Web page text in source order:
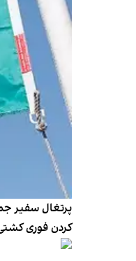
پرتغال سفیر
کردن فوری